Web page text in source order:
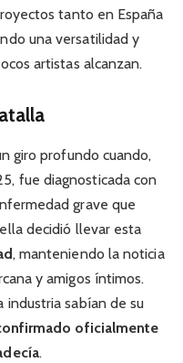
tanto en España
una versatilidad y
artistas alcanzan.
giro profundo cuando,
fue diagnosticada con
grave que
decidió llevar esta
, manteniendo la noticia
y amigos íntimos.
industria sabían de su
oficialmente
.